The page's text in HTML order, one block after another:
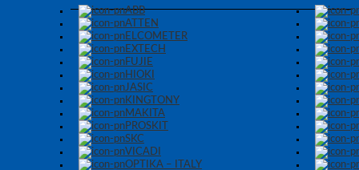
ABB
ATTEN
ELCOMETER
EXTECH
FUJIE
HIOKI
JASIC
KINGTONY
MAKITA
PROSKIT
SKC
VICADI
OPTIKA – ITALY